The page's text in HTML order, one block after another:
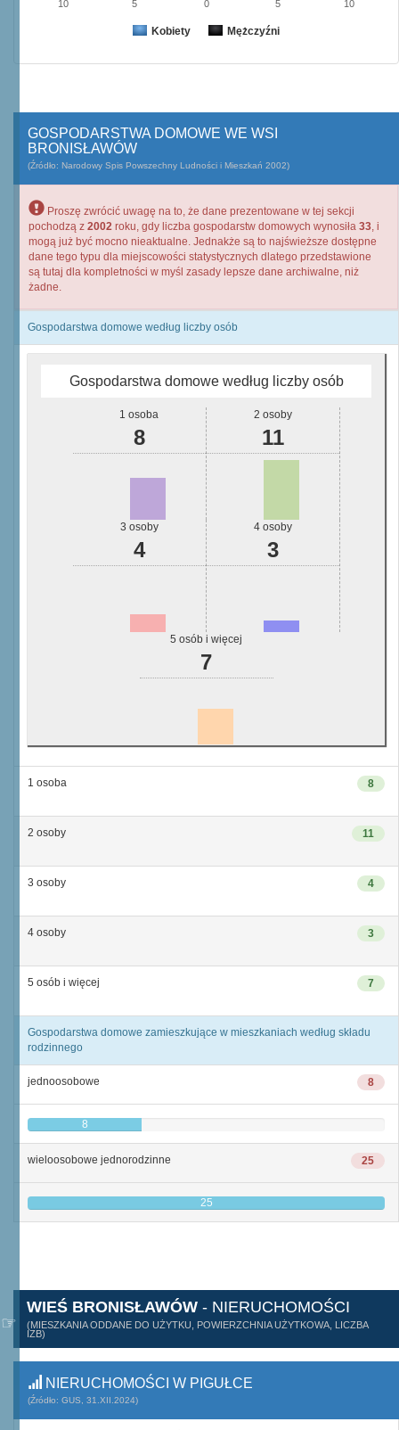
Kobiety Mężczyźni
10 5 0 5 10
GOSPODARSTWA DOMOWE WE WSI
BRONISŁAWÓW
(Źródło: Narodowy Spis Powszechny Ludności i Mieszkań 2002)
Proszę zwrócić uwagę na to, że dane prezentowane w tej sekcji
pochodzą z 2002 roku, gdy liczba gospodarstw domowych wynosiła 33, i
mogą już być mocno nieaktualne. Jednakże są to najświeższe dostępne
dane tego typu dla miejscowości statystycznych dlatego przedstawione
są tutaj dla kompletności w myśl zasady lepsze dane archiwalne, niż
żadne.
Gospodarstwa domowe według liczby osób
Gospodarstwa domowe według liczby osób
1 osoba
8
2 osoby
11
3 osoby
4
4 osoby
3
5 osób i więcej
7
8
1 osoba
11
2 osoby
4
3 osoby
3
4 osoby
7
5 osób i więcej
Gospodarstwa domowe zamieszkujące w mieszkaniach według składu
rodzinnego
8
jednoosobowe
8
25
wieloosobowe jednorodzinne
25
WIEŚ BRONISŁAWÓW - NIERUCHOMOŚCI
(MIESZKANIA ODDANE DO UŻYTKU, POWIERZCHNIA UŻYTKOWA, LICZBA
IZB)
NIERUCHOMOŚCI W PIGUŁCE
(Źródło: GUS, 31.XII.2024)